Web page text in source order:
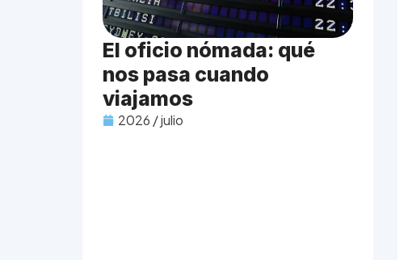
El oficio nómada: qué
nos pasa cuando
viajamos
2026 / julio